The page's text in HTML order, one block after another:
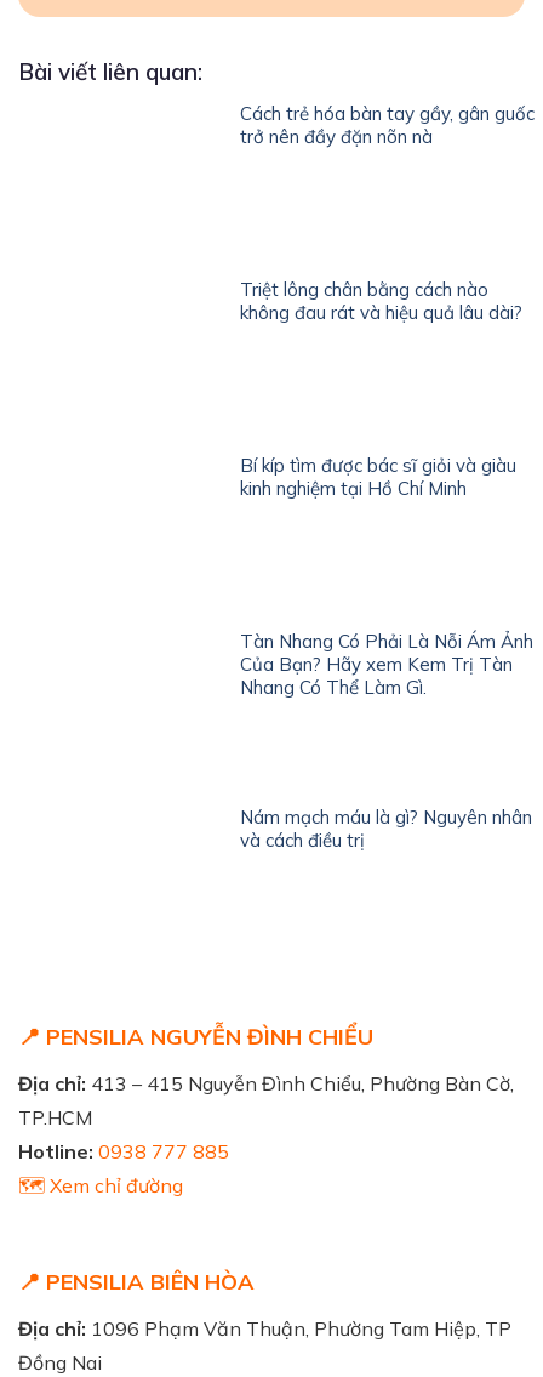
Bài viết liên quan:
Cách trẻ hóa bàn tay gầy, gân guốc
trở nên đầy đặn nõn nà
Triệt lông chân bằng cách nào
không đau rát và hiệu quả lâu dài?
Bí kíp tìm được bác sĩ giỏi và giàu
kinh nghiệm tại Hồ Chí Minh
Tàn Nhang Có Phải Là Nỗi Ám Ảnh
Của Bạn? Hãy xem Kem Trị Tàn
Nhang Có Thể Làm Gì.
Nám mạch máu là gì? Nguyên nhân
và cách điều trị
📍 PENSILIA NGUYỄN ĐÌNH CHIỂU
Địa chỉ: 413 – 415 Nguyễn Đình Chiểu, Phường Bàn Cờ,
TP.HCM
Hotline: 0938 777 885
🗺️ Xem chỉ đường
📍 PENSILIA BIÊN HÒA
Địa chỉ: 1096 Phạm Văn Thuận, Phường Tam Hiệp, TP
Đồng Nai